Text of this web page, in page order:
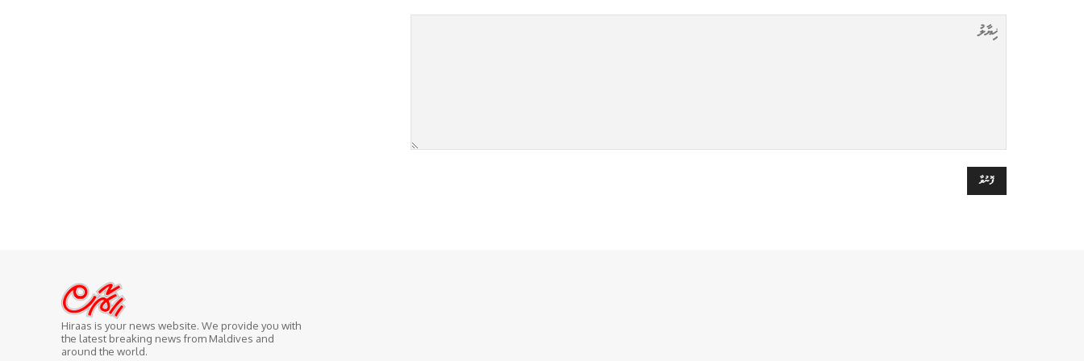
Hiraas is your news website. We provide you with
the latest breaking news from Maldives and
around the world.